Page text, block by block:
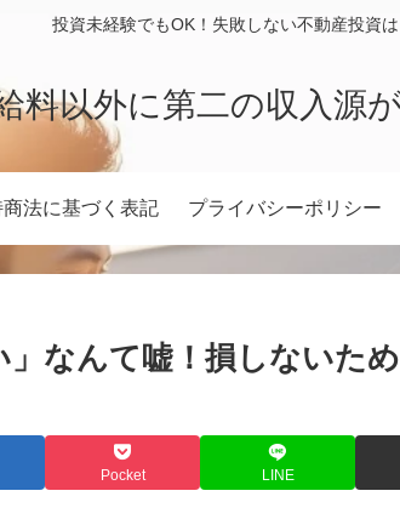
投資未経験でもOK！失敗しない不動産投資
料以外に第二の収入源
商法に基づく表記 プライバシーポリシー
なんて嘘！損しないた
Pocket LINE